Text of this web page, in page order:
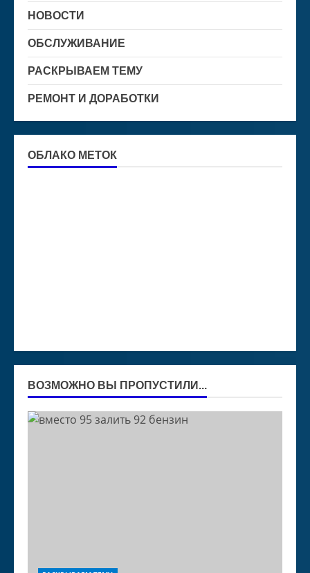
НОВОСТИ
ОБСЛУЖИВАНИЕ
РАСКРЫВАЕМ ТЕМУ
РЕМОНТ И ДОРАБОТКИ
ОБЛАКО МЕТОК
ВОЗМОЖНО ВЫ ПРОПУСТИЛИ...